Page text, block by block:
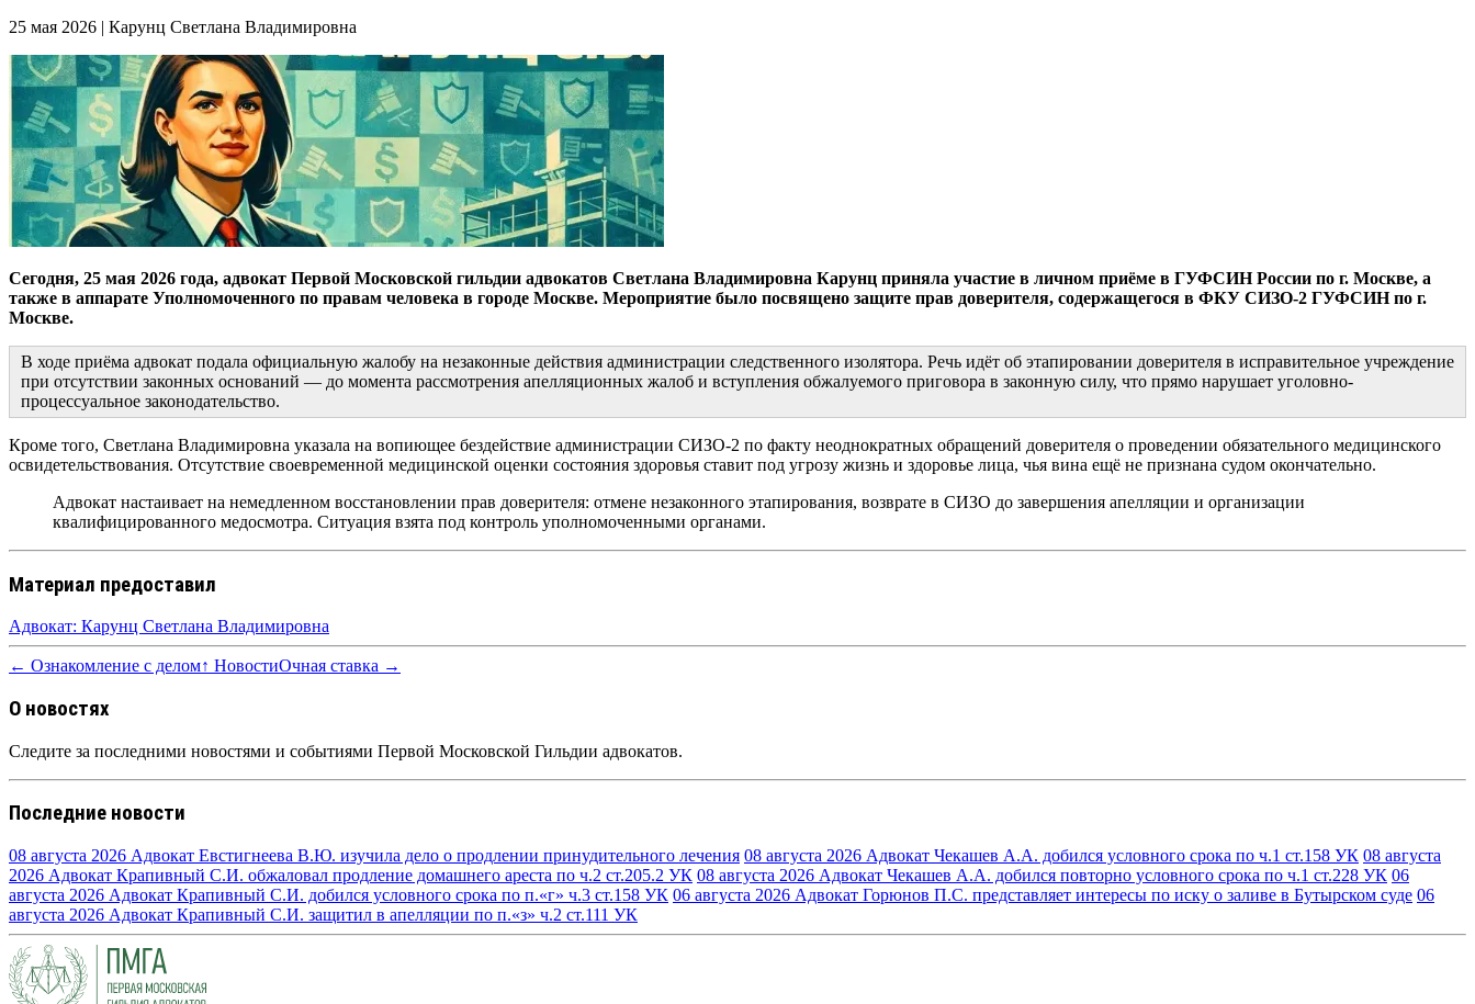
25 мая 2026 | Карунц Светлана Владимировна
Сегодня, 25 мая 2026 года, адвокат Первой Московской гильдии адвокатов Светлана Владимировна Карунц приняла участие в личном приёме в ГУФСИН России по г. Москве, а
также в аппарате Уполномоченного по правам человека в городе Москве. Мероприятие было посвящено защите прав доверителя, содержащегося в ФКУ СИЗО-2 ГУФСИН по г.
Москве.
В ходе приёма адвокат подала официальную жалобу на незаконные действия администрации следственного изолятора. Речь идёт об этапировании доверителя в исправительное учреждение
при отсутствии законных оснований — до момента рассмотрения апелляционных жалоб и вступления обжалуемого приговора в законную силу, что прямо нарушает уголовно-
процессуальное законодательство.
Кроме того, Светлана Владимировна указала на вопиющее бездействие администрации СИЗО-2 по факту неоднократных обращений доверителя о проведении обязательного медицинского
освидетельствования. Отсутствие своевременной медицинской оценки состояния здоровья ставит под угрозу жизнь и здоровье лица, чья вина ещё не признана судом окончательно.
Адвокат настаивает на немедленном восстановлении прав доверителя: отмене незаконного этапирования, возврате в СИЗО до завершения апелляции и организации
квалифицированного медосмотра. Ситуация взята под контроль уполномоченными органами.
Материал предоставил
Адвокат: Карунц Светлана Владимировна
← Ознакомление с делом↑ НовостиОчная ставка →
О новостях
Следите за последними новостями и событиями Первой Московской Гильдии адвокатов.
Последние новости
08 августа 2026 Адвокат Евстигнеева В.Ю. изучила дело о продлении принудительного лечения 08 августа 2026 Адвокат Чекашев А.А. добился условного срока по ч.1 ст.158 УК 08 августа
2026 Адвокат Крапивный С.И. обжаловал продление домашнего ареста по ч.2 ст.205.2 УК 08 августа 2026 Адвокат Чекашев А.А. добился повторно условного срока по ч.1 ст.228 УК 06
августа 2026 Адвокат Крапивный С.И. добился условного срока по п.«г» ч.3 ст.158 УК 06 августа 2026 Адвокат Горюнов П.С. представляет интересы по иску о заливе в Бутырском суде 06
августа 2026 Адвокат Крапивный С.И. защитил в апелляции по п.«з» ч.2 ст.111 УК